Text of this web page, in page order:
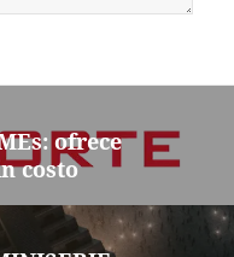
ofrece
costo